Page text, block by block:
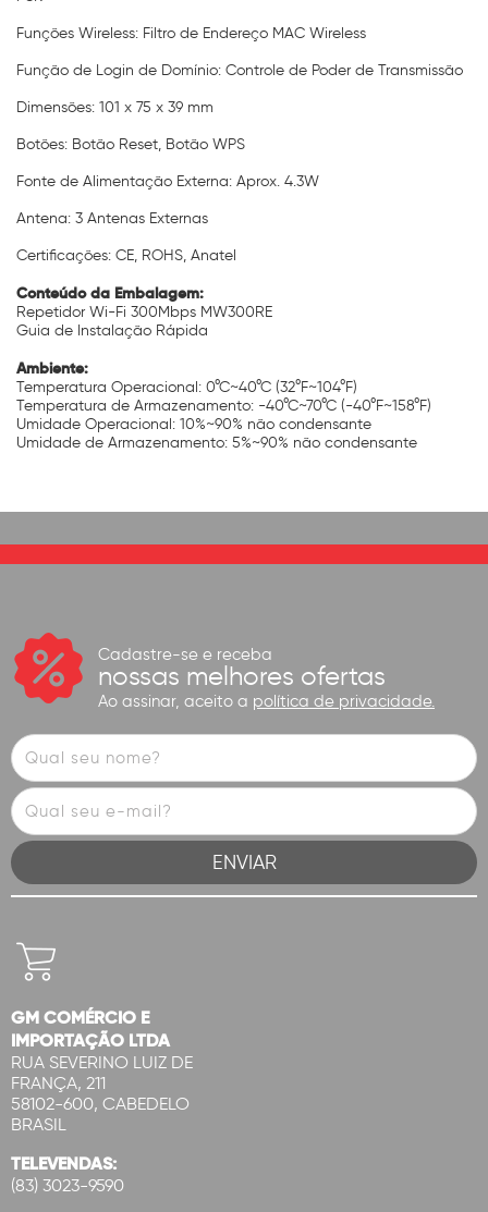
Funções Wireless: Filtro de Endereço MAC Wireless
Função de Login de Domínio: Controle de Poder de Transmissão
Dimensões: 101 x 75 x 39 mm
Botões: Botão Reset, Botão WPS
Fonte de Alimentação Externa: Aprox. 4.3W
Antena: 3 Antenas Externas
Certificações: CE, ROHS, Anatel
Conteúdo da Embalagem:
Repetidor Wi-Fi 300Mbps MW300RE
Guia de Instalação Rápida
Ambiente:
Temperatura Operacional: 0°C~40°C (32°F~104°F)
Temperatura de Armazenamento: -40°C~70°C (-40°F~158°F)
Umidade Operacional: 10%~90% não condensante
Umidade de Armazenamento: 5%~90% não condensante
Cadastre-se e receba
nossas melhores ofertas
Ao assinar, aceito a política de privacidade.
GM COMÉRCIO E
IMPORTAÇÃO LTDA
RUA SEVERINO LUIZ DE
FRANÇA, 211
58102-600, CABEDELO
BRASIL
TELEVENDAS:
(83) 3023-9590